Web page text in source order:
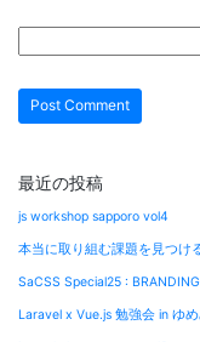
最近の投稿
js workshop sapporo vol4
本当に取り組む課題を見つけ
SaCSS Special25 :
Laravel x Vue.js 勉強会 in ゆ